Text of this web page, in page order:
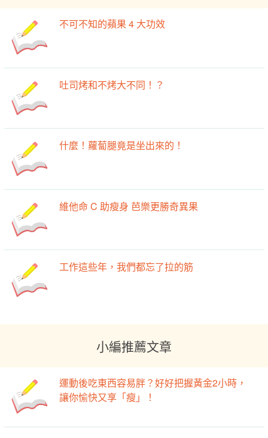
不可不知的蘋果 4 大功效
吐司烤和不烤大不同！？
什麼！蘿蔔腿竟是坐出來的！
維他命 C 助瘦身 芭樂更勝奇異果
工作這些年，我們都忘了拉的筋
小編推薦文章
運動後吃東西容易胖？好好把握黃金2小時，
讓你愉快又享「瘦」！